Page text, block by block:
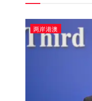
两岸港澳